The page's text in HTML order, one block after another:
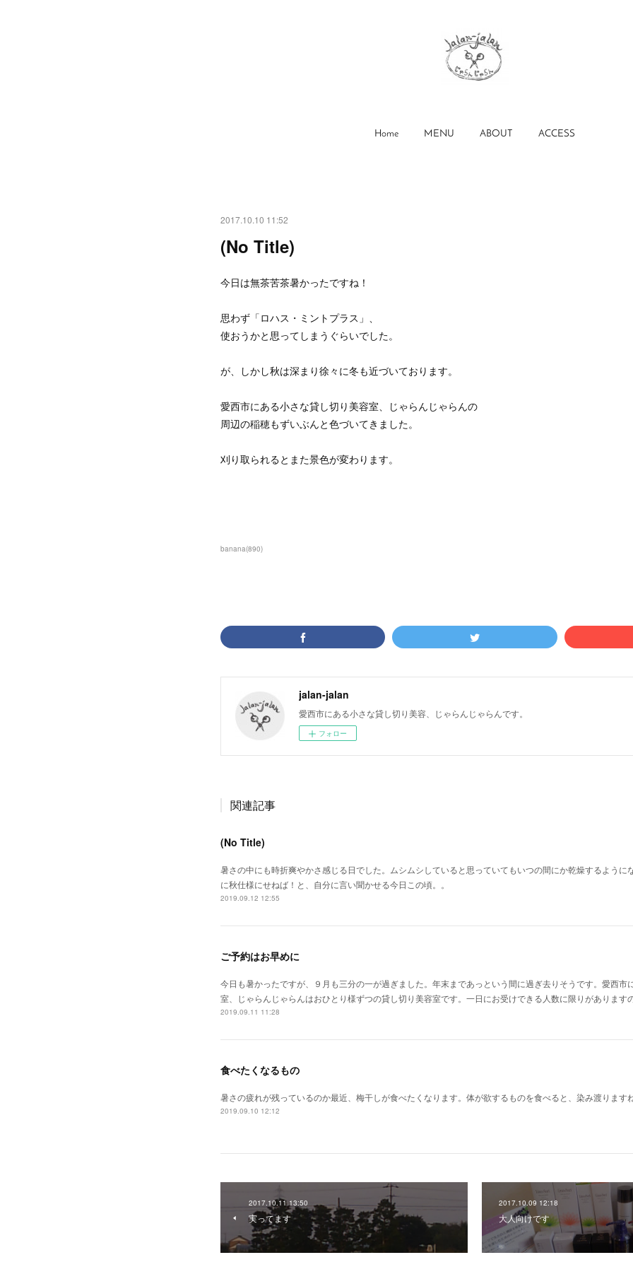
Home MENU ABOUT ACCESS
2017.10.10 11:52
(No Title)
今日は無茶苦茶暑かったですね！
思わず「ロハス・ミントプラス」、
使おうかと思ってしまうぐらいでした。
が、しかし秋は深まり徐々に冬も近づいております。
愛西市にある小さな貸し切り美容室、じゃらんじゃらんの
周辺の稲穂もずいぶんと色づいてきました。
刈り取られるとまた景色が変わります。
banana(890)
jalan-jalan
愛西市にある小さな貸し切り美容、じゃらんじゃらんです。
フォロー
関連記事
(No Title)
暑さの中にも時折爽やかさ感じる日でした。ムシムシしていると思っていてもいつの間にか乾燥するように
に秋仕様にせねば！と、自分に言い聞かせる今日この頃。。
2019.09.12 12:55
ご予約はお早めに
今日も暑かったですが、９月も三分の一が過ぎました。年末まであっという間に過ぎ去りそうです。愛西市
室、じゃらんじゃらんはおひとり様ずつの貸し切り美容室です。一日にお受けできる人数に限りがありま
2019.09.11 11:28
食べたくなるもの
暑さの疲れが残っているのか最近、梅干しが食べたくなります。体が欲するものを食べると、染み渡りますね
2019.09.10 12:12
2017.10.11 13:50
実ってます
2017.10.09 12:18
大人向けです